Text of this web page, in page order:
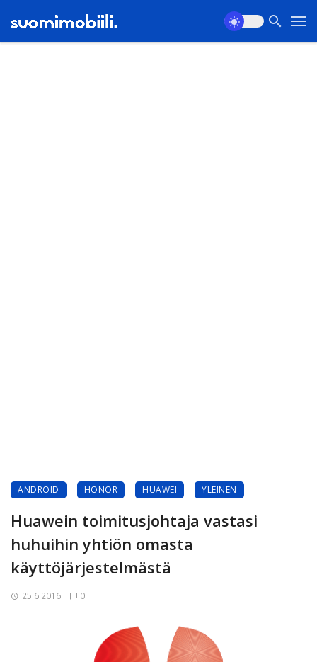
ANDROID HONOR HUAWEI YLEINEN
Huawein toimitusjohtaja vastasi
huhuihin yhtiön omasta
käyttöjärjestelmästä
25.6.2016 0